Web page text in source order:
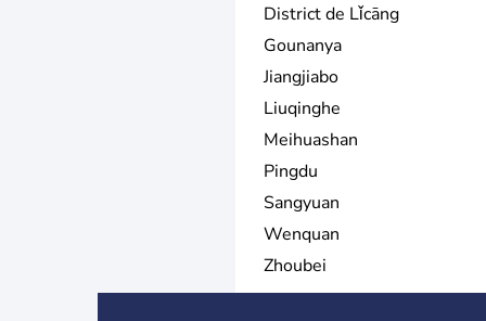
District de Lǐcāng
Gounanya
Jiangjiabo
Liuqinghe
Meihuashan
Pingdu
Sangyuan
Wenquan
Zhoubei